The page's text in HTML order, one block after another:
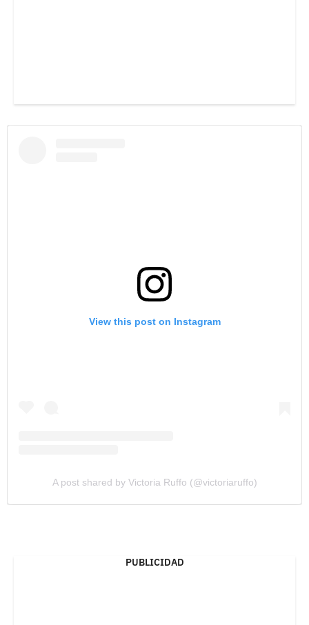
View this post on Instagram
A post shared by Victoria Ruffo (@victoriaruffo)
PUBLICIDAD